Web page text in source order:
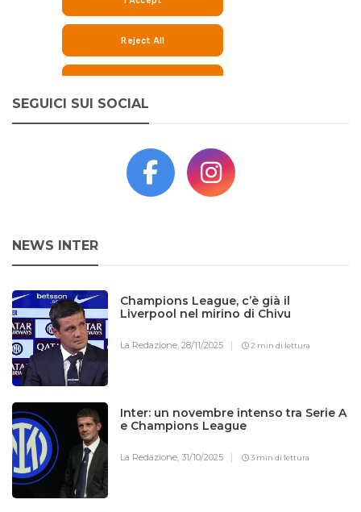
SEGUICI SUI SOCIAL
NEWS INTER
Champions League, c’è già il
Liverpool nel mirino di Chivu
La Redazione,28/11/2025 2 min di lettura
Inter: un novembre intenso tra Serie A
e Champions League
La Redazione,31/10/2025 3 min di lettura